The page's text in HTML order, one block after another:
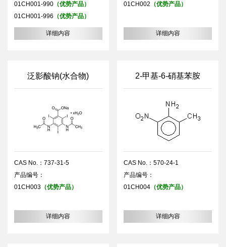
01CH001-990（优势产品）
01CH001-996 （优势产品）
详细内容
01CH002 （优势产品）
详细内容
泛影酸钠(水合物)
CAS No.：737-31-5
产品编号：
01CH003（优势产品）
详细内容
2-甲基-6-硝基苯胺
CAS No.：570-24-1
产品编号：
01CH004（优势产品）
详细内容